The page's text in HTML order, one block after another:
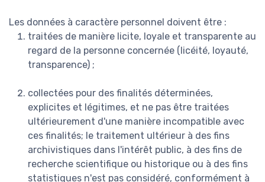
Les données à caractère personnel doivent être :
traitées de manière licite, loyale et transparente au
regard de la personne concernée (licéité, loyauté,
transparence) ;
collectées pour des finalités déterminées,
explicites et légitimes, et ne pas être traitées
ultérieurement d'une manière incompatible avec
ces finalités; le traitement ultérieur à des fins
archivistiques dans l'intérêt public, à des fins de
recherche scientifique ou historique ou à des fins
statistiques n'est pas considéré, conformément à